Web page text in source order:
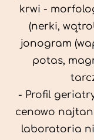
krwi -
(nerki,
jonogram
potas,
- Profil
cenowo
laboratoria